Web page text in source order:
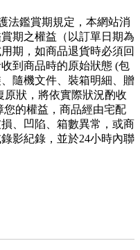
法鑑賞期規定，本網站消
期之權益（以訂單日期為
期，如商品退貨時必須回
到商品時的原始狀態 (包
隨機文件、裝箱明細、贈
狀，將依實際狀況酌收
的權益，商品經由宅配
、凹陷、箱數異常，或商
影紀錄，並於24小時內聯